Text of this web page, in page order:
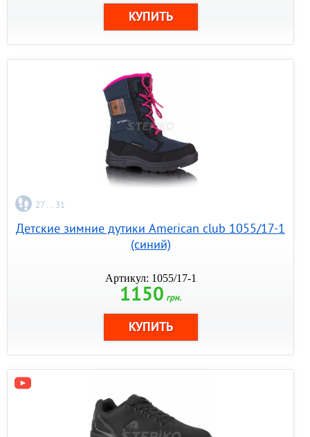
27 ... 31
Детские зимние дутики American club 1055/17-1
(синий)
Артикул: 1055/17-1
1150 грн.